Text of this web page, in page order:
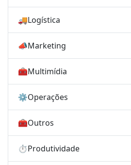
🚚Logística
📣Marketing
🧰Multimídia
⚙️Operações
🧰Outros
⏱️Produtividade